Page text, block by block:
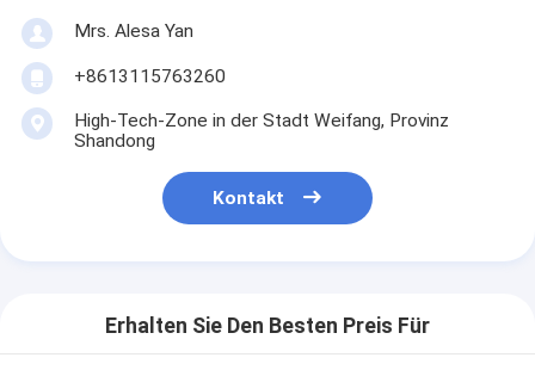
Mrs. Alesa Yan
+8613115763260
High-Tech-Zone in der Stadt Weifang, Provinz
Shandong
Kontakt
Erhalten Sie Den Besten Preis Für